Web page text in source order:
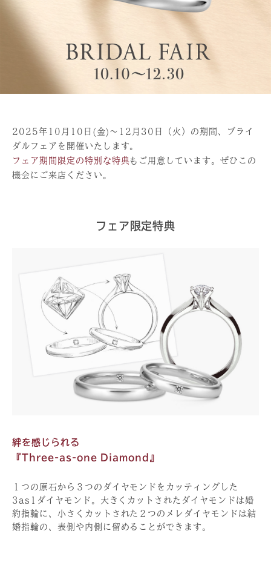
2025年10月10日(金)～12月30日（火）の期間、ブライ
ダルフェアを開催いたします。
フェア期間限定の特別な特典もご用意しています。ぜひこの
機会にご来店ください。
フェア限定特典
絆を感じられる
『Three-as-one Diamond』
１つの原石から３つのダイヤモンドをカッティングした
3as1ダイヤモンド。大きくカットされたダイヤモンドは婚
約指輪に、小さくカットされた２つのメレダイヤモンドは結
婚指輪の、表側や内側に留めることができます。